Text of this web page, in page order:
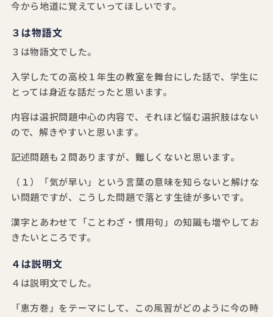
今から地道に覚えていってほしいです。
３は物語文
３は物語文でした。
入学したての高校１年生の教室を舞台にした話で、学生に
とっては身近な話だったと思います。
内容は選択問題中心の内容で、それほど悩む選択肢はない
ので、解きやすいと思います。
記述問題も２問ありますが、難しくないと思います。
（１）「気が早い」という言葉の意味を知らないと解けな
い問題ですが、こうした問題で落とす生徒が多いです。
漢字とあわせて「ことわざ・慣用句」の知識も増やしてお
きたいところです。
４は説明文
４は説明文でした。
「恵方巻」をテーマにして、この風習がどのように今の時